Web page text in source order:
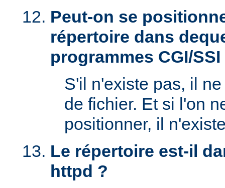
Peut-on se
répertoire dans
programmes CGI/SSI
S'il n'existe pas, il
de fichier. Et si l'on
positionner, il
Le répertoire est-il
httpd ?